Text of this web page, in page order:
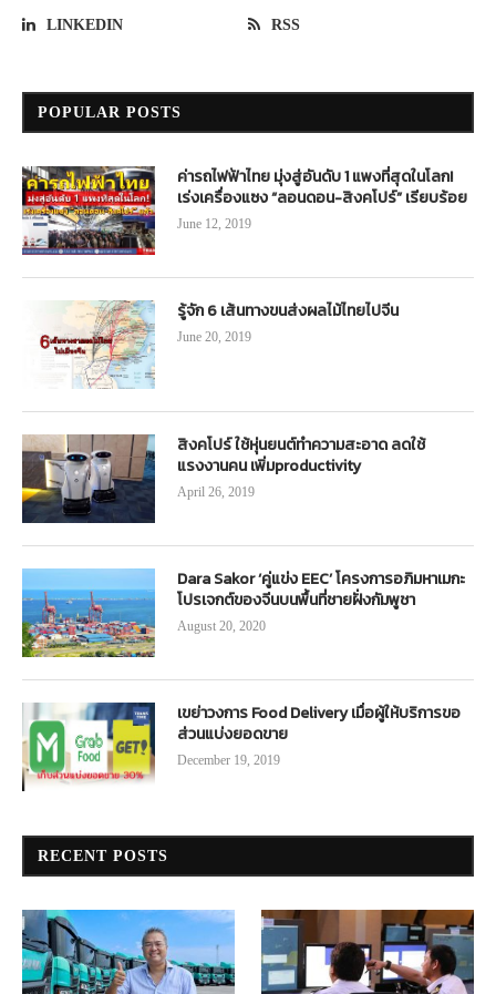
LINKEDIN RSS
POPULAR POSTS
ค่ารถไฟฟ้าไทย มุ่งสู่อันดับ 1 แพงที่สุดในโลก!
เร่งเครื่องแซง “ลอนดอน-สิงคโปร์” เรียบร้อย
June 12, 2019
รู้จัก 6 เส้นทางขนส่งผลไม้ไทยไปจีน
June 20, 2019
สิงคโปร์ ใช้หุ่นยนต์ทำความสะอาด ลดใช้
แรงงานคน เพิ่มproductivity
April 26, 2019
Dara Sakor ‘คู่แข่ง EEC’ โครงการอภิมหาเมกะ
โปรเจกต์ของจีนบนพื้นที่ชายฝั่งกัมพูชา
August 20, 2020
เขย่าวงการ Food Delivery เมื่อผู้ให้บริการขอ
ส่วนแบ่งยอดขาย
December 19, 2019
RECENT POSTS